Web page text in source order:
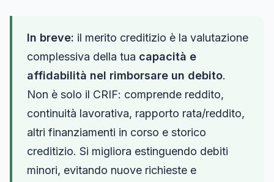
In breve: il merito creditizio è la valutazione
complessiva della tua capacità e
affidabilità nel rimborsare un debito.
Non è solo il CRIF: comprende reddito,
continuità lavorativa, rapporto rata/reddito,
altri finanziamenti in corso e storico
creditizio. Si migliora estinguendo debiti
minori, evitando nuove richieste e